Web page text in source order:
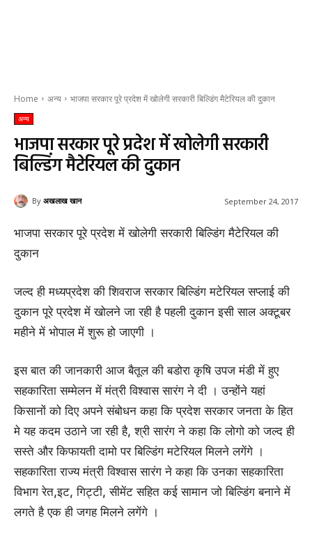
Home अन्य भाजपा सरकार पूरे प्रदेश में खोलेगी सरकारी बिल्डिंग मैटेरियल की दुकान
अन्य
भाजपा सरकार पूरे प्रदेश में खोलेगी सरकारी
बिल्डिंग मैटेरियल की दुकान
By अखलाख खान September 24, 2017
भाजपा सरकार पूरे प्रदेश में खोलेगी सरकारी बिल्डिंग मैटेरियल की
दुकान
जल्द ही मध्यप्रदेश की शिवराज सरकार बिल्डिंग मटेरियल सप्लाई की
दुकान पूरे प्रदेश में खोलने जा रही है पहली दुकान इसी साल अक्टूबर
महीने में भोपाल में शुरू हो जाएगी ।
इस बात की जानकारी आज बैतूल की बडोरा कृषि उपज मंडी में हुए
सहकारिता सम्मेलन में मंत्री विश्वास सारंग ने दी । उन्होंने यहां
किसानों को दिए अपने संबोधन कहा कि प्रदेश सरकार जनता के हित
मे यह कदम उठाने जा रही है, श्री सारंग ने कहा कि लोगो को जल्द ही
सस्ते और किफायती दामो पर बिल्डिंग मटेरियल मिलने लगेंगे ।
सहकारिता राज्य मंत्री विश्वास सारंग ने कहा कि उनका सहकारिता
विभाग रेत,इट, गिट्टी, सीमेंट सहित कई सामान जो बिल्डिंग बनाने में
लगते है एक ही जगह मिलने लगेंगे ।